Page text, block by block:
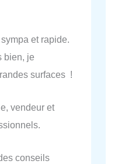
et rapide.
bien, je
surfaces !
vendeur et
conseils